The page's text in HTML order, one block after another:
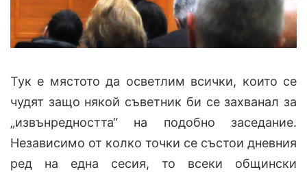
Тук е мястото да осветлим всички, които се
чудят защо някой съветник би се захванал за
„извънредността“ на подобно заседание.
Независимо от колко точки се състои дневния
ред на една сесия, то всеки общински